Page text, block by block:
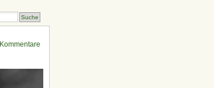
Kommentare